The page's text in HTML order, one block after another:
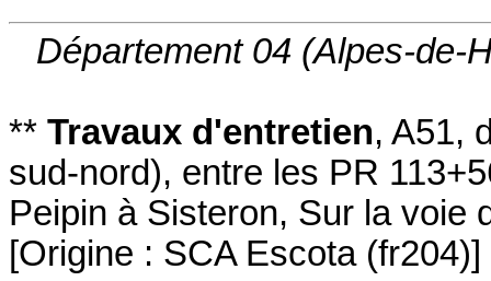
Département 04 (Alpes-de-
** Travaux d'entretien, A51,
sud-nord), entre les PR
Peipin à Sisteron, Sur la voie
[Origine : SCA Escota (fr204)]